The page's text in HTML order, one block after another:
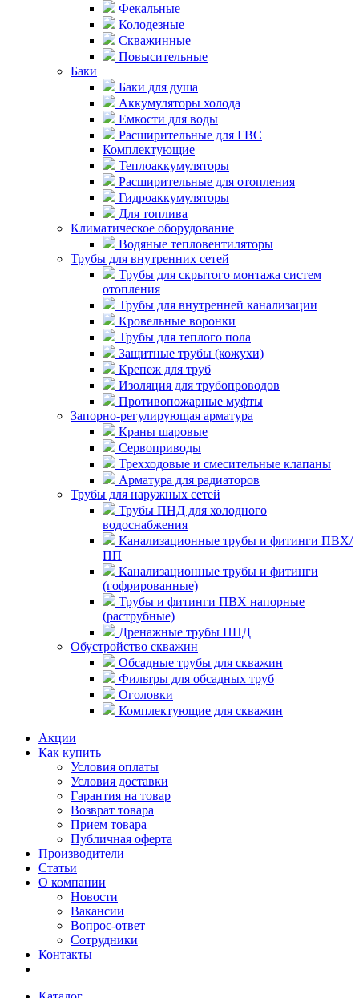
Фекальные
Колодезные
Скважинные
Повысительные
Баки
Баки для душа
Аккумуляторы холода
Емкости для воды
Расширительные для ГВС
Комплектующие
Теплоаккумуляторы
Расширительные для отопления
Гидроаккумуляторы
Для топлива
Климатическое оборудование
Водяные тепловентиляторы
Трубы для внутренних сетей
Трубы для скрытого монтажа систем
отопления
Трубы для внутренней канализации
Кровельные воронки
Трубы для теплого пола
Защитные трубы (кожухи)
Крепеж для труб
Изоляция для трубопроводов
Противопожарные муфты
Запорно-регулирующая арматура
Краны шаровые
Сервоприводы
Трехходовые и смесительные клапаны
Арматура для радиаторов
Трубы для наружных сетей
Трубы ПНД для холодного
водоснабжения
Канализационные трубы и фитинги ПВХ/
ПП
Канализационные трубы и фитинги
(гофрированные)
Трубы и фитинги ПВХ напорные
(раструбные)
Дренажные трубы ПНД
Обустройство скважин
Обсадные трубы для скважин
Фильтры для обсадных труб
Оголовки
Комплектующие для скважин
Акции
Как купить
Условия оплаты
Условия доставки
Гарантия на товар
Возврат товара
Прием товара
Публичная оферта
Производители
Статьи
О компании
Новости
Вакансии
Вопрос-ответ
Сотрудники
Контакты